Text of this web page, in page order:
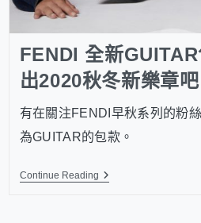
FENDI 全新
出2020秋冬新樂章吧
有在關注FENDI早秋系列的粉
為GUITAR的包款。
Continue Reading